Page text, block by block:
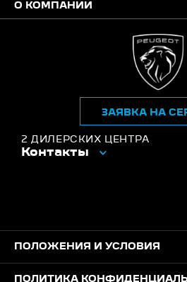
О КОМПАНИИ
2 ДИЛЕРСКИХ ЦЕНТРА
Контакты
ЗАЯВКА НА
ПОЛОЖЕНИЯ И УСЛОВИЯ
ПОЛИТИКА